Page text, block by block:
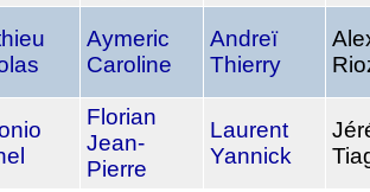
Aymeric
Caroline
Andreï
Thierry
Florian
Jean-
Pierre
Laurent
Yannick